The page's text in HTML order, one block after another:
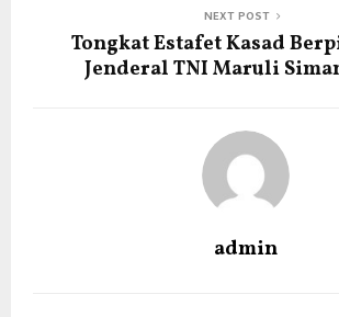
NEXT POST
Tongkat Estafet Kasad
Jenderal TNI Maruli
admin